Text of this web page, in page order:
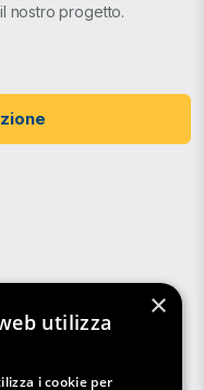
nostro progetto.
×
utilizza
i cookie per